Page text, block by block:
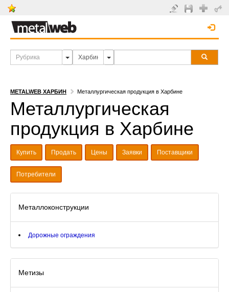
METALWEB ХАРБИН Металлургическая продукция в Харбине
Металлургическая
продукция в Харбине
Купить Продать Цены Заявки Поставщики
Потребители
Металлоконструкции
Дорожные ограждения
Метизы